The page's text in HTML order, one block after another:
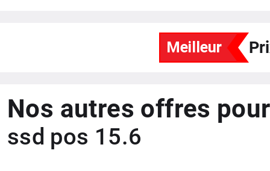
Carte Graphique
Stockage / Extensible
Nos autres offres
ssd pos 15.6